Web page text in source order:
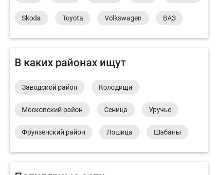
Skoda Toyota Volkswagen ВАЗ
В каких районах ищут
Заводской район Колодищи
Московский район Сеница Уручье
Фрунзенский район Лошица Шабаны